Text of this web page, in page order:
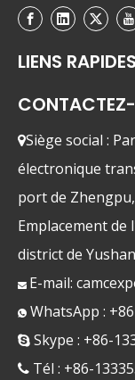
LIENS RAPIDES
Siège social :
électronique
port de
Emplacement de
district de
 E-mail:
 WhatsApp :
 Skype : +86-
 Tél : +86-